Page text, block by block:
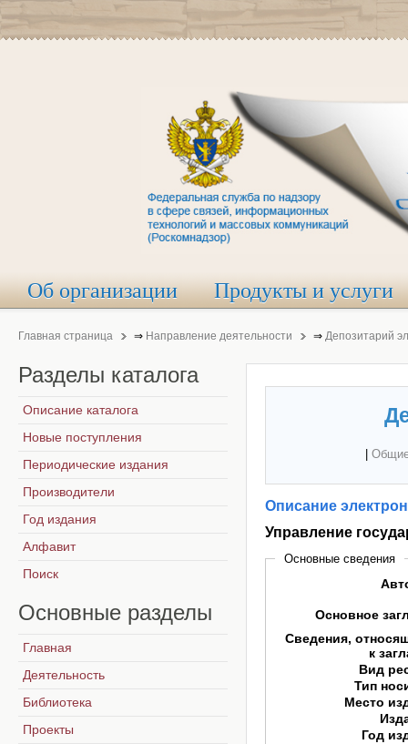
Об организации Продукты и услуги
Главная страница ⇒ Направление деятельности ⇒ Депозитарий
Описание
Управление
Основные сведения
Основное
Сведения,
к
Вид
Тип
Место
Год
Разделы каталога
Описание каталога
Новые поступления
Периодические издания
Производители
Год издания
Алфавит
Поиск
Основные разделы
Главная
Деятельность
Библиотека
Проекты